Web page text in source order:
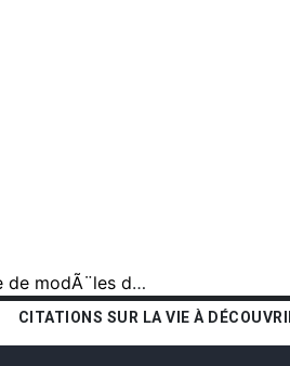
Allez Ã contre-courant, n'Ã©coutez pas les voix qui sont nombreuses Ã faire la propagande de modÃ¨les de vie fondÃ©s sur l'arrogance et la violence, le succÃ¨s Ã tout prix, l'apparence et les possessions matÃ©rielles.
CITATIONS SUR LA VIE À